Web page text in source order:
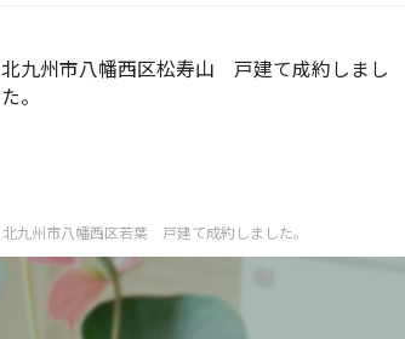
北九州市八幡西区松寿山 戸建て成約しまし
た。
北九州市八幡西区若葉 戸建て成約しました。